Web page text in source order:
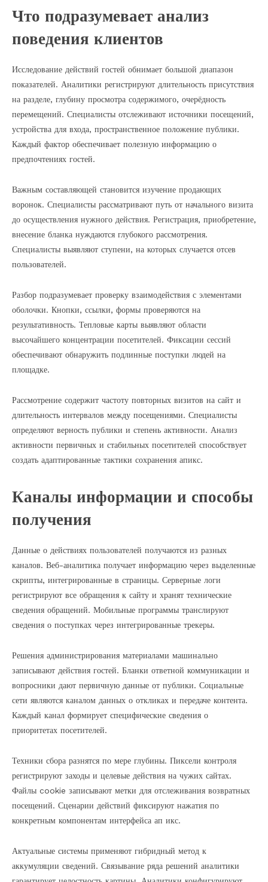
Что подразумевает анализ
поведения клиентов
Исследование действий гостей обнимает большой диапазон
показателей. Аналитики регистрируют длительность присутствия
на разделе, глубину просмотра содержимого, очерёдность
перемещений. Специалисты отслеживают источники посещений,
устройства для входа, пространственное положение публики.
Каждый фактор обеспечивает полезную информацию о
предпочтениях гостей.
Важным составляющей становится изучение продающих
воронок. Специалисты рассматривают путь от начального визита
до осуществления нужного действия. Регистрация, приобретение,
внесение бланка нуждаются глубокого рассмотрения.
Специалисты выявляют ступени, на которых случается отсев
пользователей.
Разбор подразумевает проверку взаимодействия с элементами
оболочки. Кнопки, ссылки, формы проверяются на
результативность. Тепловые карты выявляют области
высочайшего концентрации посетителей. Фиксации сессий
обеспечивают обнаружить подлинные поступки людей на
площадке.
Рассмотрение содержит частоту повторных визитов на сайт и
длительность интервалов между посещениями. Специалисты
определяют верность публики и степень активности. Анализ
активности первичных и стабильных посетителей способствует
создать адаптированные тактики сохранения апикс.
Каналы информации и способы
получения
Данные о действиях пользователей получаются из разных
каналов. Веб-аналитика получает информацию через выделенные
скрипты, интегрированные в страницы. Серверные логи
регистрируют все обращения к сайту и хранят технические
сведения обращений. Мобильные программы транслируют
сведения о поступках через интегрированные трекеры.
Решения администрирования материалами машинально
записывают действия гостей. Бланки ответной коммуникации и
вопросники дают первичную данные от публики. Социальные
сети являются каналом данных о откликах и передаче контента.
Каждый канал формирует специфические сведения о
приоритетах посетителей.
Техники сбора разнятся по мере глубины. Пиксели контроля
регистрируют заходы и целевые действия на чужих сайтах.
Файлы cookie записывают метки для отслеживания возвратных
посещений. Сценарии действий фиксируют нажатия по
конкретным компонентам интерфейса ап икс.
Актуальные системы применяют гибридный метод к
аккумуляции сведений. Связывание ряда решений аналитики